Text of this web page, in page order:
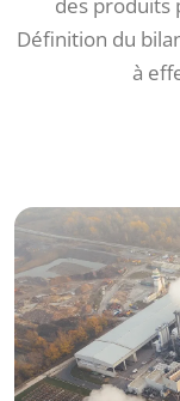
Définition du
à